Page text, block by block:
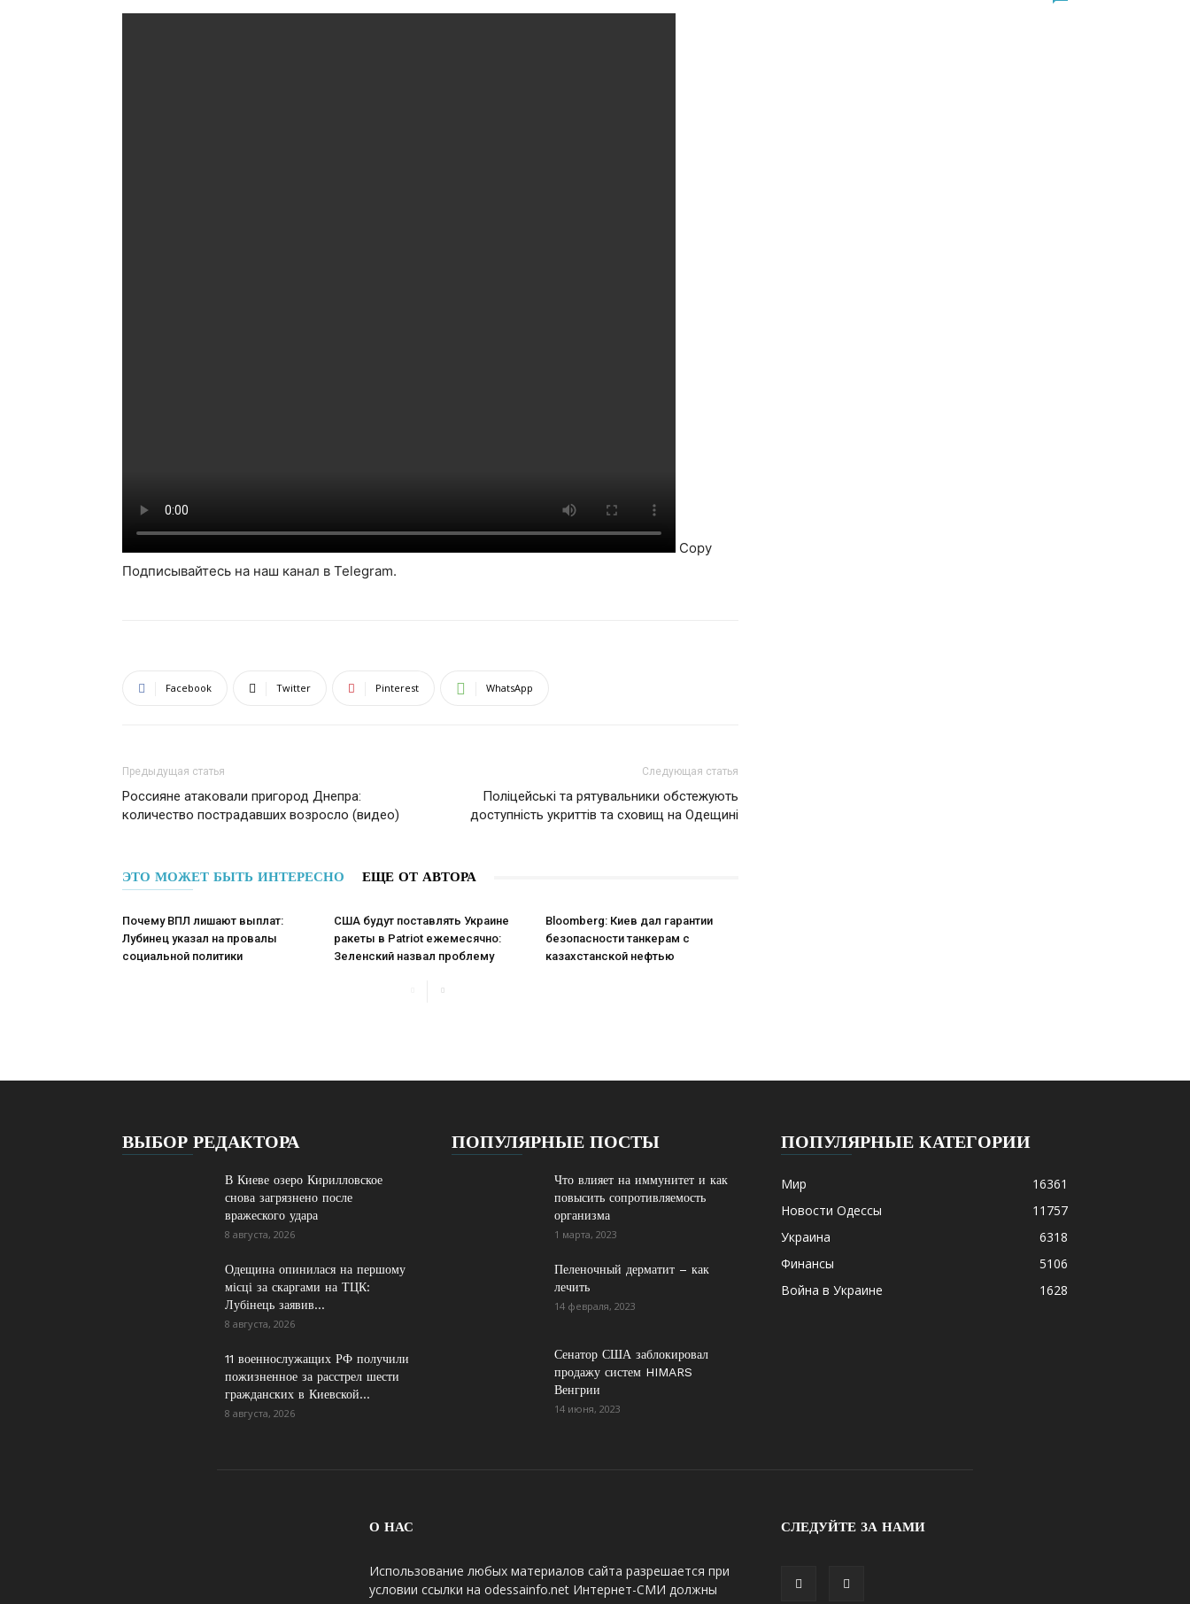
Copy
Подписывайтесь на наш канал в Telegram.
Facebook Twitter Pinterest WhatsApp
Предыдущая статья
Россияне атаковали пригород Днепра:
количество пострадавших возросло (видео)
Следующая статья
Поліцейські та рятувальники обстежують
доступність укриттів та сховищ на Одещині
ЭТО МОЖЕТ БЫТЬ ИНТЕРЕСНО ЕЩЕ ОТ АВТОРА
Почему ВПЛ лишают выплат:
Лубинец указал на провалы
социальной политики
США будут поставлять Украине
ракеты в Patriot ежемесячно:
Зеленский назвал проблему
Bloomberg: Киев дал гарантии
безопасности танкерам с
казахстанской нефтью
ВЫБОР РЕДАКТОРА
В Киеве озеро Кирилловское
снова загрязнено после
вражеского удара
8 августа, 2026
Одещина опинилася на першому
місці за скаргами на ТЦК:
Лубінець заявив...
8 августа, 2026
11 военнослужащих РФ получили
пожизненное за расстрел шести
гражданских в Киевской...
8 августа, 2026
ПОПУЛЯРНЫЕ ПОСТЫ
Что влияет на иммунитет и как
повысить сопротивляемость
организма
1 марта, 2023
Пеленочный дерматит – как
лечить
14 февраля, 2023
Сенатор США заблокировал
продажу систем HIMARS
Венгрии
14 июня, 2023
ПОПУЛЯРНЫЕ КАТЕГОРИИ
Мир
16361
Новости Одессы
11757
Украина
6318
Финансы
5106
Война в Украине
1628
О НАС
Использование любых материалов сайта разрешается при
условии ссылки на odessainfo.net Интернет-СМИ должны
СЛЕДУЙТЕ ЗА НАМИ